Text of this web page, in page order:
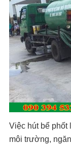
Việc hút bể phốt
môi trường,